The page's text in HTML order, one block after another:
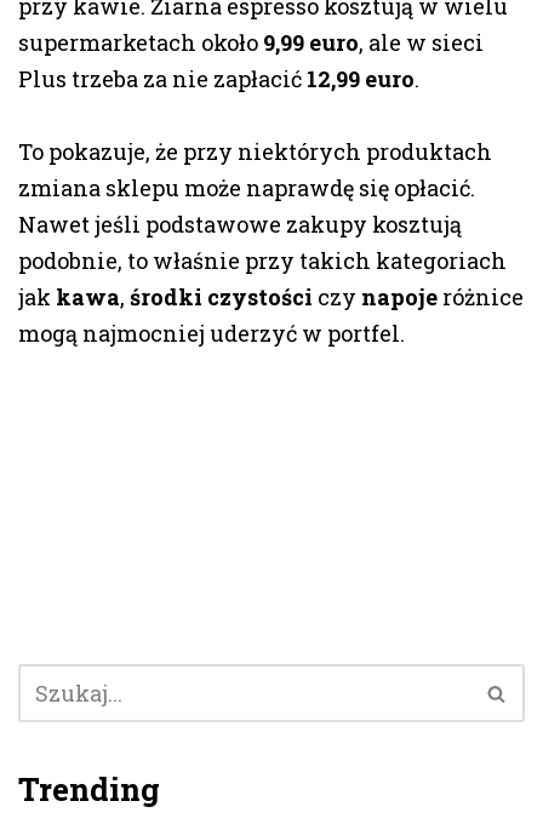
przy kawie. Ziarna espresso kosztują w wielu
supermarketach około 9,99 euro, ale w sieci
Plus trzeba za nie zapłacić 12,99 euro.
To pokazuje, że przy niektórych produktach
zmiana sklepu może naprawdę się opłacić.
Nawet jeśli podstawowe zakupy kosztują
podobnie, to właśnie przy takich kategoriach
jak kawa, środki czystości czy napoje różnice
mogą najmocniej uderzyć w portfel.
Trending